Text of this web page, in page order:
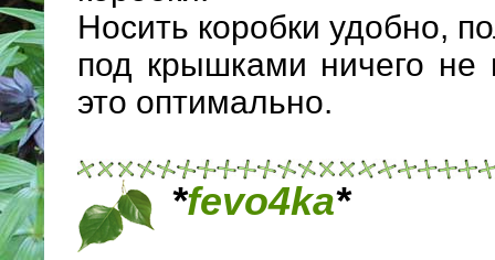
Носить коробки удобно,
под крышками ничего
это оптимально.
*fevo4ka*